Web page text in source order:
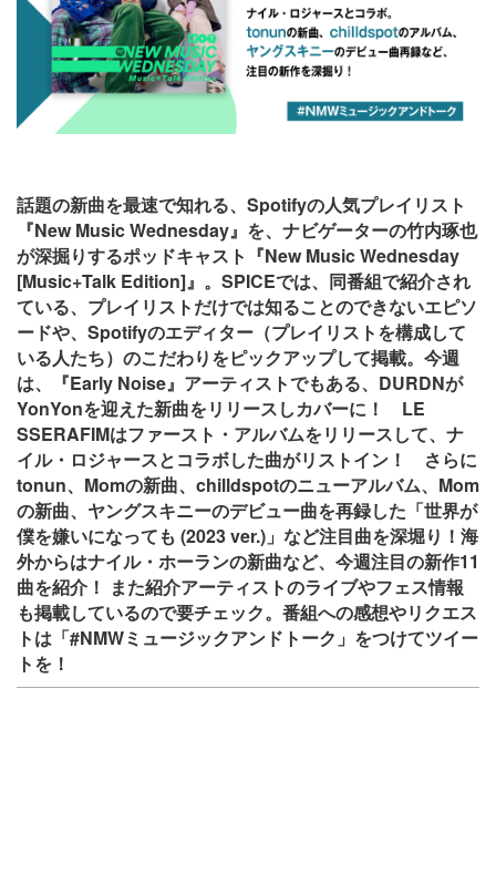
話題の新曲を最速で知れる、Spotifyの人気プレイリスト
『New Music Wednesday』を、ナビゲーターの竹内琢也
が深掘りするポッドキャスト『New Music Wednesday
[Music+Talk Edition]』。SPICEでは、同番組で紹介され
ている、プレイリストだけでは知ることのできないエピソ
ードや、Spotifyのエディター（プレイリストを構成して
いる人たち）のこだわりをピックアップして掲載。今週
は、『Early Noise』アーティストでもある、DURDNが
YonYonを迎えた新曲をリリースしカバーに！ LE
SSERAFIMはファースト・アルバムをリリースして、ナ
イル・ロジャースとコラボした曲がリストイン！ さらに
tonun、Momの新曲、chilldspotのニューアルバム、Mom
の新曲、ヤングスキニーのデビュー曲を再録した「世界が
僕を嫌いになっても (2023 ver.)」など注目曲を深堀り！海
外からはナイル・ホーランの新曲など、今週注目の新作11
曲を紹介！ また紹介アーティストのライブやフェス情報
も掲載しているので要チェック。番組への感想やリクエス
トは「#NMWミュージックアンドトーク」をつけてツイー
トを！